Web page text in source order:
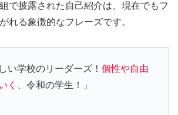
で披露された自己紹介は、現在でもフ
れる象徴的なフレーズです。
い学校のリーダーズ！ 個性や自由
く 、令和の学生！」